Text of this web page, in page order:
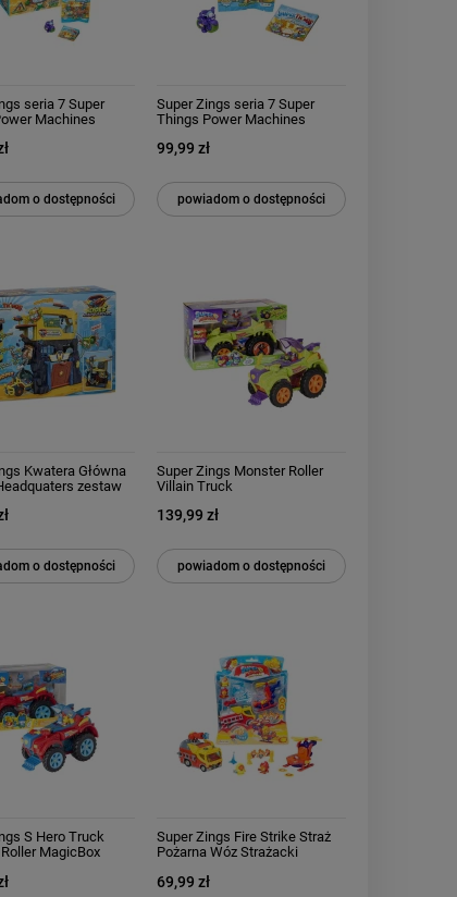
seria 7 Super
Machines
o dostępności
Super Zings seria 7 Super
Things Power Machines
99,99 zł
powiadom o dostępności
Kwatera Główna
zestaw
o dostępności
Super Zings Monster Roller
Villain Truck
139,99 zł
powiadom o dostępności
S Hero Truck
MagicBox
Super Zings Fire Strike Straż
Pożarna Wóz Strażacki
69,99 zł